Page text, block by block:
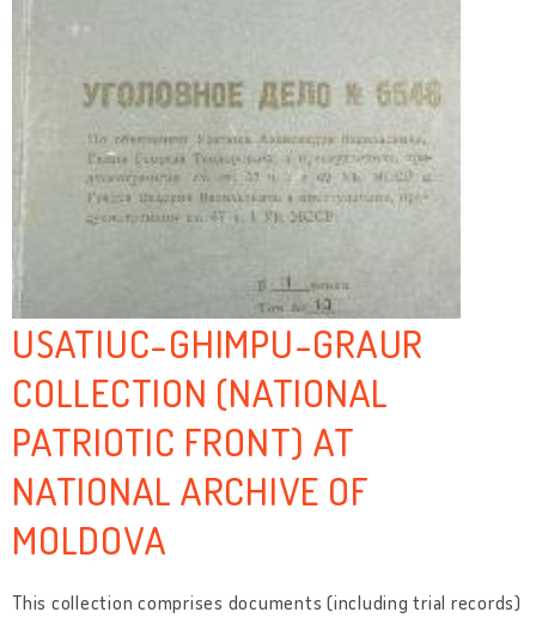
USATIUC-GHIMPU-GRAUR
COLLECTION (NATIONAL
PATRIOTIC FRONT) AT
NATIONAL ARCHIVE OF
MOLDOVA
This collection comprises documents (including trial records)